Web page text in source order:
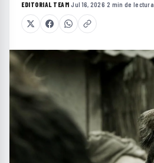
EDITORIAL TEAM·Jul 16, 2026·2 min de lectura